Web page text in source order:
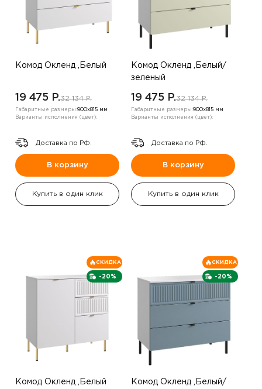
Комод Окленд ,Белый
19 475 P.32 134 P.
Габаритные размеры:900х815 мм
Варианты исполнения (цвет):
Доставка по РФ.
В корзину
Купить в один клик
Комод Окленд ,Белый/
зеленый
19 475 P.32 134 P.
Габаритные размеры:900х815 мм
Варианты исполнения (цвет):
Доставка по РФ.
В корзину
Купить в один клик
-20%
СКИДКА
Комод Окленд ,Белый
-20%
СКИДКА
Комод Окленд ,Белый/